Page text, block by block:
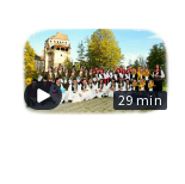
29 min